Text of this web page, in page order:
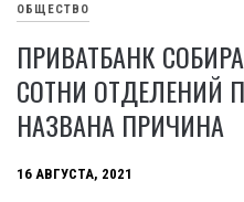
ОБЩЕСТВО
ПРИВАТБАНК
СОТНИ ОТДЕЛЕНИЙ
НАЗВАНА ПРИЧИНА
16 АВГУСТА, 2021